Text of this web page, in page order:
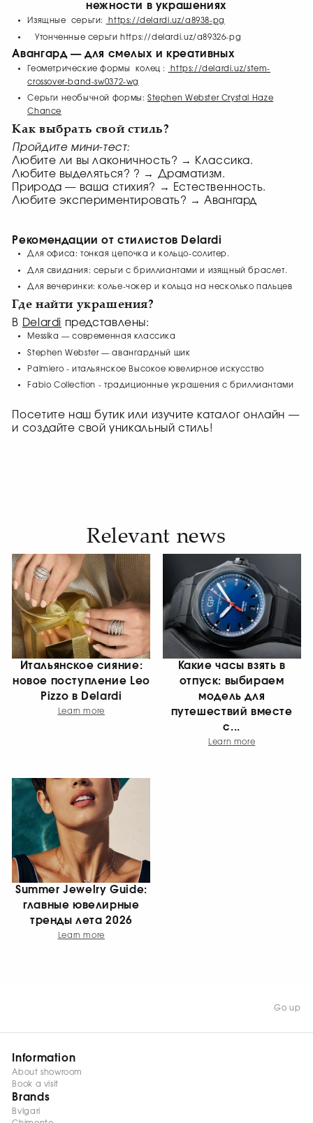
нежности в украшениях
Изящные серьги: https://delardi.uz/a8938-pg
Утонченные серьги https://delardi.uz/a89326-pg
Авангард — для смелых и креативных
Геометрические формы колец :
https://delardi.uz/stem-
crossover-band-sw0372-wg
Серьги необычной формы: Stephen Webster Crystal Haze
Chance
Как выбрать свой стиль?
Пройдите мини-тест:
Любите ли вы лаконичность? → Классика.
Любите выделяться? ? → Драматизм.
Природа — ваша стихия? → Естественность.
Любите экспериментировать? → Авангард
Рекомендации от стилистов Delardi
Для офиса: тонкая цепочка и кольцо-солитер.
Для свидания: серьги с бриллиантами и изящный браслет.
Для вечеринки: колье-чокер и кольца на несколько пальцев
Где найти украшения?
В Delardi представлены:
Messika — современная классика
Stephen Webster — авангардный шик
Palmiero - итальянское Высокое ювелирное искусство
Fabio Collection - традиционные украшения с бриллиантами
Посетите наш бутик или изучите каталог онлайн —
и создайте свой уникальный стиль!
Relevant news
Итальянское сияние:
новое поступление Leo
Pizzo в Delardi
Learn more
Какие часы взять в
отпуск: выбираем
модель для
путешествий вместе
с...
Learn more
Summer Jewelry Guide:
главные ювелирные
тренды лета 2026
Learn more
Go up
Information
About showroom
Book a visit
Brands
Bvlgari